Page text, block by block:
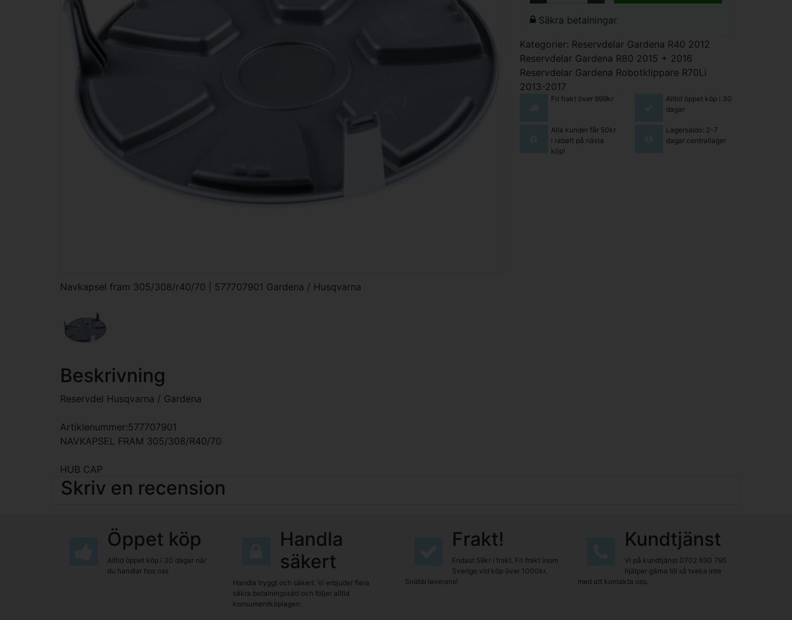
Navkapsel fram 305/308/r40/70 | 577707901 Gardena / Husqvarna
Säkra betalningar
Kategorier: Reservdelar Gardena R40 2012
Reservdelar Gardena R80 2015 + 2016
Reservdelar Gardena Robotklippare R70Li
2013-2017
Fri frakt över 999kr
Alltid öppet köp i 30
dagar
Alla kunder får 50kr
i rabatt på nästa
köp!
Lagersaldo: 2-7
dagar centrallager
Beskrivning
Reservdel Husqvarna / Gardena
Artiklenummer:577707901
NAVKAPSEL FRAM 305/308/R40/70
HUB CAP
Skriv en recension
Öppet köp
Alltid öppet köp i 30 dagar när
du handlar hos oss
Handla
säkert
Handla tryggt och säkert. Vi erbjuder flera
säkra betalningssätt och följer alltid
konsumentköplagen.
Frakt!
Endast 59kr i frakt. Fri frakt inom
Sverige vid köp över 1000kr.
Snabb leverans!
Kundtjänst
Vi på kundtjänst 0702 630 795
hjälper gärna till så tveka inte
med att kontakta oss.